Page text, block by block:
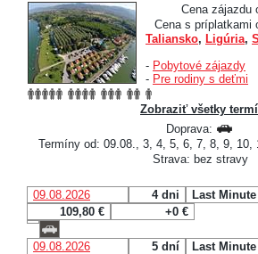
Cena zájazdu
Cena s príplatkami
Taliansko, Ligúria,
- Pobytové zájazdy
- Pre rodiny s deťmi
Zobraziť všetky
Doprava:
Termíny od: 09.08., 3, 4, 5, 6, 7, 8, 9, 10,
Strava: bez stravy
09.08.2026 4 dni
Last Minute
109,80 €
+0 €
09.08.2026 5 dní
Last Minute